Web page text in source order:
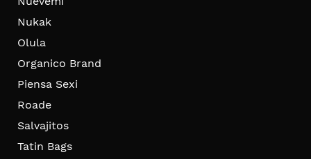
Nukak
Olula
Organico Brand
Piensa Sexi
Roade
Salvajitos
Tatin Bags